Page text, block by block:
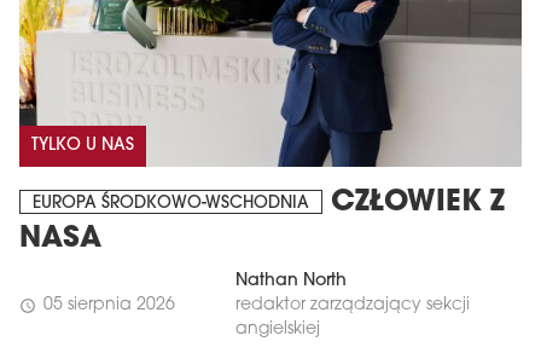
TYLKO U NAS
EUROPA ŚRODKOWO-WSCHODNIA
CZŁOWIEK Z
NASA
schedule 05 sierpnia 2026
Nathan North
redaktor zarządzający sekcji
angielskiej